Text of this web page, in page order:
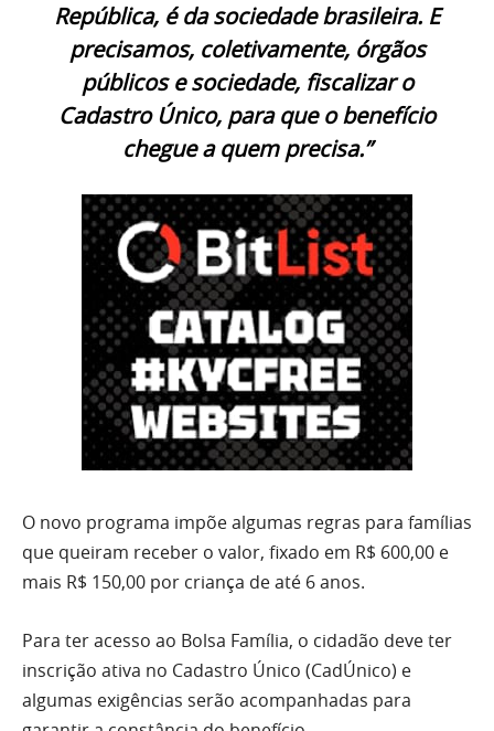
República, é da sociedade brasileira. E
precisamos, coletivamente, órgãos
públicos e sociedade, fiscalizar o
Cadastro Único, para que o benefício
chegue a quem precisa.”
O novo programa impõe algumas regras para famílias
que queiram receber o valor, fixado em R$ 600,00 e
mais R$ 150,00 por criança de até 6 anos.
Para ter acesso ao Bolsa Família, o cidadão deve ter
inscrição ativa no Cadastro Único (CadÚnico) e
algumas exigências serão acompanhadas para